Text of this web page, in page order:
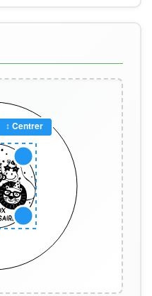
↕ Centrer